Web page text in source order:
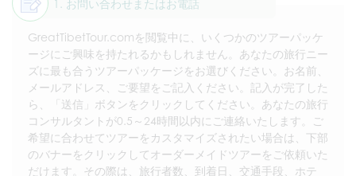
1. お問い合わせまたはお電話
GreatTibetTour.comを閲覧中に、いくつかのツアーパッケ
ージにご興味を持たれるかもしれません。あなたの旅行ニー
ズに最も合うツアーパッケージをお選びください。お名前、
メールアドレス、ご要望をご記入ください。記入が完了した
ら、「送信」ボタンをクリックしてください。あなたの旅行
コンサルタントが0.5～24時間以内にご連絡いたします。ご
希望に合わせてツアーをカスタマイズされたい場合は、下部
のバナーをクリックしてオーダーメイドツアーをご依頼いた
だけます。その際は、旅行者数、到着日、交通手段、ホテ